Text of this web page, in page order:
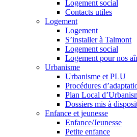
Logement social
Contacts utiles
Logement
Logement
S’installer à Talmont
Logement social
Logement pour nos
Urbanisme
Urbanisme et PLU
Procédures
Plan Local
Dossiers mis à
Enfance et jeunesse
Enfance/Jeunesse
Petite enfance